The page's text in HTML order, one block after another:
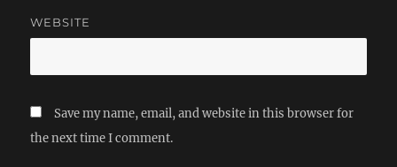
WEBSITE
Save my name, email, and website in this browser for
the next time I comment.